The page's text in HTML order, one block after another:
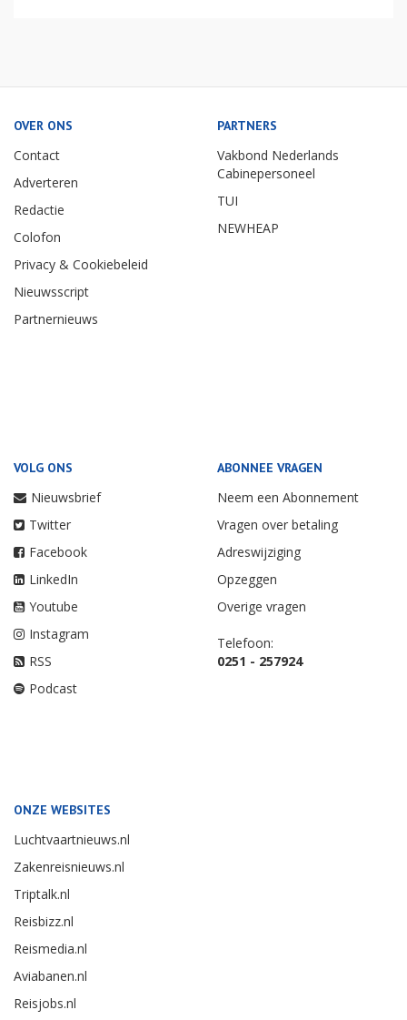
OVER ONS
Contact
Adverteren
Redactie
Colofon
Privacy & Cookiebeleid
Nieuwsscript
Partnernieuws
PARTNERS
Vakbond Nederlands
Cabinepersoneel
TUI
NEWHEAP
VOLG ONS
Nieuwsbrief
Twitter
Facebook
LinkedIn
Youtube
Instagram
RSS
Podcast
ABONNEE VRAGEN
Neem een Abonnement
Vragen over betaling
Adreswijziging
Opzeggen
Overige vragen
Telefoon:
0251 - 257924
ONZE WEBSITES
Luchtvaartnieuws.nl
Zakenreisnieuws.nl
Triptalk.nl
Reisbizz.nl
Reismedia.nl
Aviabanen.nl
Reisjobs.nl